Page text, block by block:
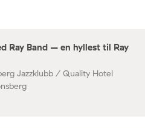
Ray Band – en hyllest til Ray
Jazzklubb / Quality Hotel